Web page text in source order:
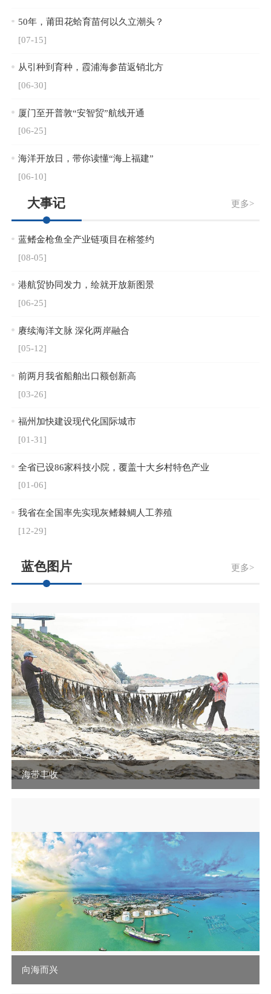
50年，莆田花蛤育苗何以久立潮头？
[07-15]
从引种到育种，霞浦海参苗返销北方
[06-30]
厦门至开普敦“安智贸”航线开通
[06-25]
海洋开放日，带你读懂“海上福建”
[06-10]
大事记 更多>
蓝鳍金枪鱼全产业链项目在榕签约
[08-05]
港航贸协同发力，绘就开放新图景
[06-25]
赓续海洋文脉 深化两岸融合
[05-12]
前两月我省船舶出口额创新高
[03-26]
福州加快建设现代化国际城市
[01-31]
全省已设86家科技小院，覆盖十大乡村特色产业
[01-06]
我省在全国率先实现灰鳍棘鲷人工养殖
[12-29]
蓝色图片 更多>
海带丰收
向海而兴